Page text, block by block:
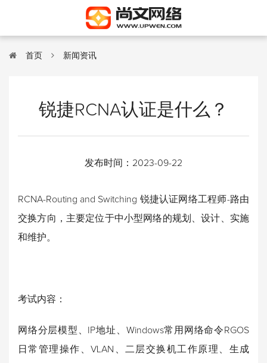
首页 新闻资讯
锐捷RCNA认证是什么？
发布时间： 2023-09-22
RCNA-Routing and Switching 锐捷认证网络工程师-路由
交换方向，主要定位于中小型网络的规划、设计、实施
和维护。
考试内容：
网络分层模型、IP地址、Windows常用网络命令RGOS
日常管理操作、VLAN、二层交换机工作原理、生成